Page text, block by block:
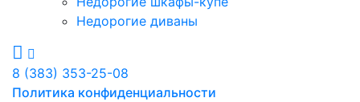
Недорогие диваны
8 (383) 353-25-08
Политика конфиденциальности